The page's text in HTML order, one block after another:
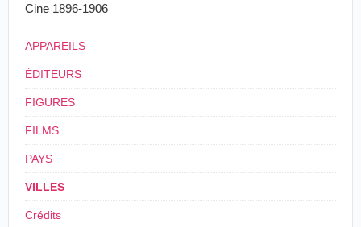
Cine 1896-1906
APPAREILS
ÉDITEURS
FIGURES
FILMS
PAYS
VILLES
Crédits